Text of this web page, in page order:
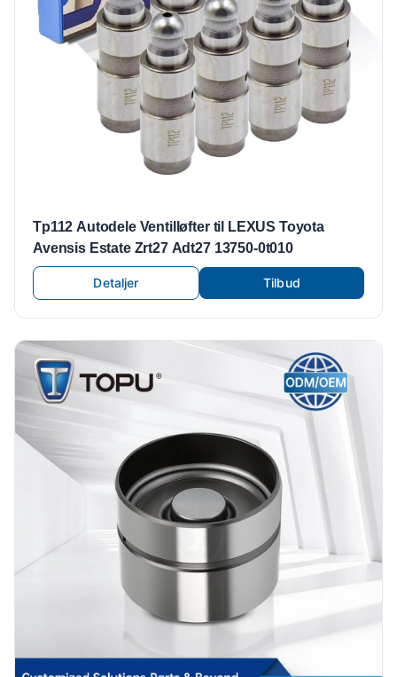
Tp112 Autodele Ventilløfter til LEXUS Toyota
Avensis Estate Zrt27 Adt27 13750-0t010
Detaljer Tilbud